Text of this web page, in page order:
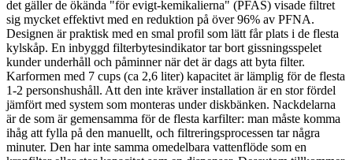
det gäller de ökända "för evigt-kemikalierna" (PFAS) visade filtret
sig mycket effektivt med en reduktion på över 96% av PFNA.
Designen är praktisk med en smal profil som lätt får plats i de flesta
kylskåp. En inbyggd filterbytesindikator tar bort gissningsspelet
kunder underhåll och påminner när det är dags att byta filter.
Karformen med 7 cups (ca 2,6 liter) kapacitet är lämplig för de flesta
1-2 personshushåll. Att den inte kräver installation är en stor fördel
jämfört med system som monteras under diskbänken. Nackdelarna
är de som är gemensamma för de flesta karfilter: man måste komma
ihåg att fylla på den manuellt, och filtreringsprocessen tar några
minuter. Den har inte samma omedelbara vattenflöde som en